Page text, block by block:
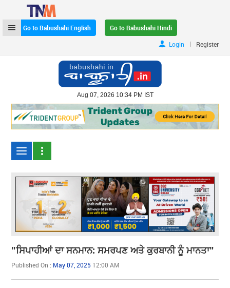
Go to Babushahi English
Go to Babushahi Hindi
Login
| Register
Aug 07, 2026 10:34 PM IST
"ਸਿਪਾਹੀਆਂ ਦਾ ਸਨਮਾਨ: ਸਮਰਪਣ ਅਤੇ ਕੁਰਬਾਨੀ ਨੂੰ ਮਾਨਤਾ"
Published On : May 07, 2025 12:00 AM